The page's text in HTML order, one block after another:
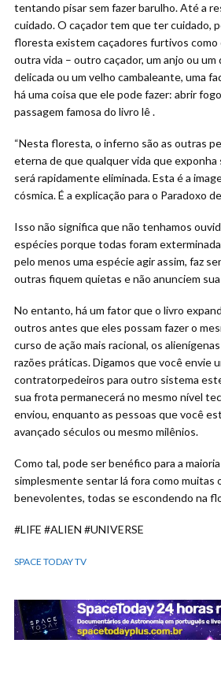
tentando pisar sem fazer barulho. Até a
cuidado. O caçador tem que ter cuidado,
floresta existem caçadores furtivos como
outra vida – outro caçador, um anjo ou um
delicada ou um velho cambaleante, uma
há uma coisa que ele pode fazer: abrir
passagem famosa do livro lê .
“Nesta floresta, o inferno são as outras
eterna de que qualquer vida que exponha
será rapidamente eliminada. Esta é a
cósmica. É a explicação para o Paradoxo de
Isso não significa que não tenhamos
espécies porque todas foram
pelo menos uma espécie agir assim, faz
outras fiquem quietas e não anunciem
No entanto, há um fator que o livro
outros antes que eles possam fazer o
curso de ação mais racional, os
razões práticas. Digamos que você envie
contratorpedeiros para outro sistema
sua frota permanecerá no mesmo nível
enviou, enquanto as pessoas que você
avançado séculos ou mesmo milênios.
Como tal, pode ser benéfico para a
simplesmente sentar lá fora como muitas
benevolentes, todas se escondendo na
#LIFE #ALIEN #UNIVERSE
SPACE TODAY TV